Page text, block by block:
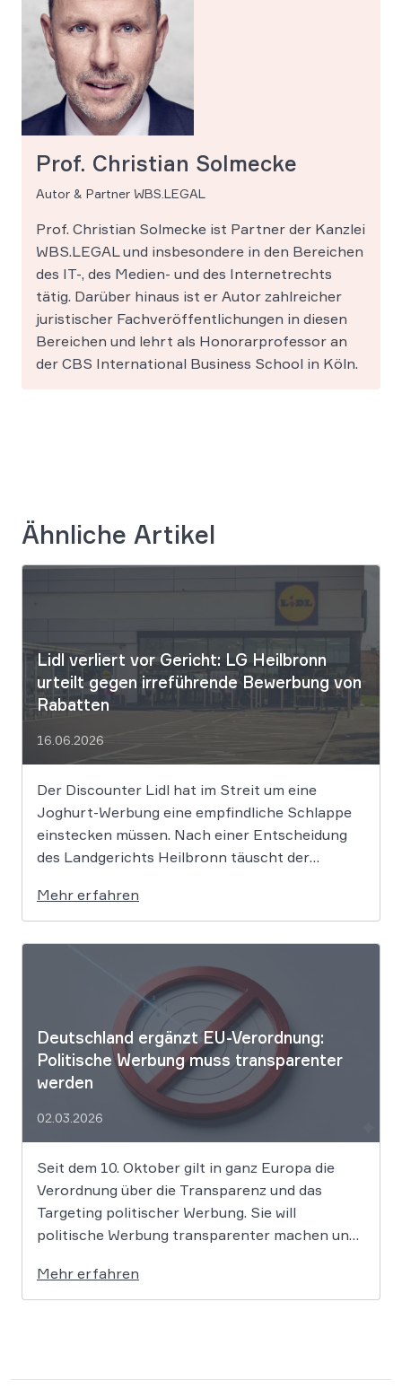
Prof. Christian Solmecke
Autor & Partner WBS.LEGAL
Prof. Christian Solmecke ist Partner der Kanzlei
WBS.LEGAL und insbesondere in den Bereichen
des IT-, des Medien- und des Internetrechts
tätig. Darüber hinaus ist er Autor zahlreicher
juristischer Fachveröffentlichungen in diesen
Bereichen und lehrt als Honorarprofessor an
der CBS International Business School in Köln.
Ähnliche Artikel
Lidl verliert vor Gericht: LG Heilbronn
urteilt gegen irreführende Bewerbung von
Rabatten
16.06.2026
Der Discounter Lidl hat im Streit um eine
Joghurt-Werbung eine empfindliche Schlappe
einstecken müssen. Nach einer Entscheidung
des Landgerichts Heilbronn täuscht der
Produkte als „Aktion“ mit massiven Rabatten
bewirbt, die Preise in Wahrheit aber nie zuvor
selbst verlangt hat. Das Urteil setzt klare
Mehr erfahren
Deutschland ergänzt EU-Verordnung:
Politische Werbung muss transparenter
werden
02.03.2026
Seit dem 10. Oktober gilt in ganz Europa die
Verordnung über die Transparenz und das
Targeting politischer Werbung. Sie will
politische Werbung transparenter machen und
Daten. Die Regierung will die Verordnung in
Deutschland nun ergänzen. Die
Mehr erfahren